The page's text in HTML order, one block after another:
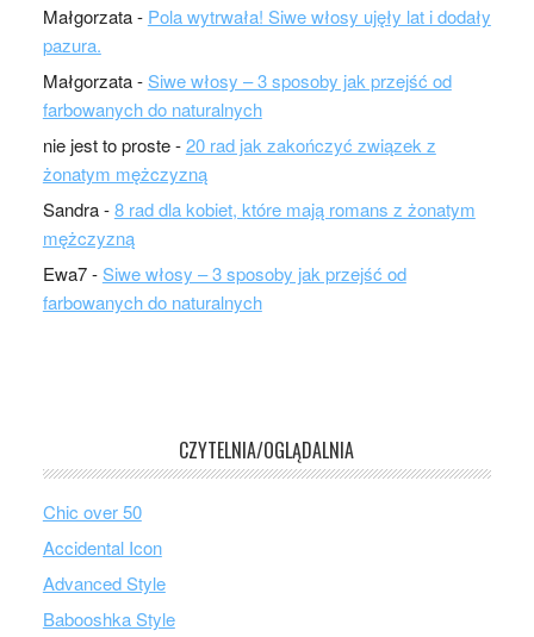
Małgorzata- Pola wytrwała! Siwe włosy ujęły lat i dodały
pazura.
Małgorzata-Siwe włosy – 3 sposoby jak przejść od
farbowanych do naturalnych
nie jest to proste-20 rad jak zakończyć związek z
żonatym mężczyzną
Sandra-8 rad dla kobiet, które mają romans z żonatym
mężczyzną
Ewa7-Siwe włosy – 3 sposoby jak przejść od
farbowanych do naturalnych
CZYTELNIA/OGLĄDALNIA
Chic over 50
Accidental Icon
Advanced Style
Babooshka Style